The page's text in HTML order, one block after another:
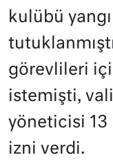
kulübü
görevlileri
istemişti,
yöneticisi
izni verdi.